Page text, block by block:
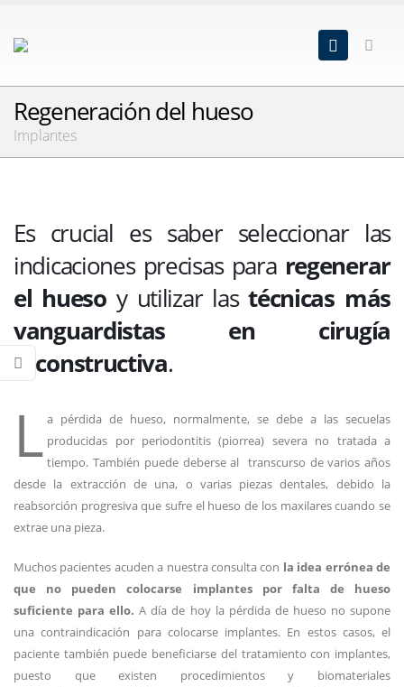
Regeneración del hueso
Implantes
Es crucial es saber seleccionar las
indicaciones precisas para regenerar
el hueso y utilizar lastécnicas más
vanguardistas en cirugía
reconstructiva.
L a pérdida de hueso, normalmente, se debe a las secuelas
producidas por periodontitis (piorrea) severa no tratada a
tiempo. También puede deberse al transcurso de varios años
desde la extracción de una, o varias piezas dentales, debido la
reabsorción progresiva que sufre el hueso de los maxilares cuando se
extrae una pieza.
Muchos pacientes acuden a nuestra consulta con la idea errónea de
que no pueden colocarse implantes por falta de hueso
suficiente para ello.A día de hoy la pérdida de hueso no supone
una contraindicación para colocarse implantes. En estos casos, el
paciente también puede beneficiarse del tratamiento con implantes,
puesto que existen procedimientos y biomateriales